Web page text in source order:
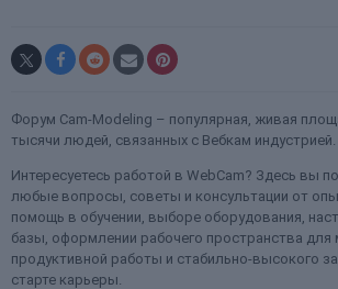
Форум Cam-Modeling – популярная, живая
тысячи людей, связанных с Вебкам индустрией.
Интересуетесь работой в WebCam? Здесь вы
любые вопросы, советы и консультации от
помощь в обучении, выборе оборудования,
базы, оформлении рабочего пространства для
продуктивной работы и стабильно-высокого
старте карьеры.